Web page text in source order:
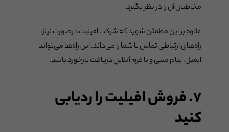
مخاطبان آن را در نظر بگیرد.
علاوه بر این مطمئن شوید که شرکت افیلیت درصورت نیاز،
راه‌های ارتباطی تماس با شما را می‌داند. این راه‌ها می‌تواند
ایمیل، پیام متنی و یا فرم آنلاینِ دریافت بازخورد باشد.
۷. فروش افیلیت را ردیابی
کنید